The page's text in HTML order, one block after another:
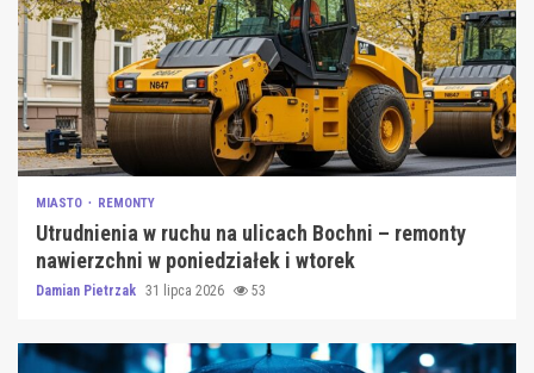
MIASTO REMONTY
Utrudnienia w ruchu na ulicach Bochni – remonty
nawierzchni w poniedziałek i wtorek
Damian Pietrzak 31 lipca 2026 53